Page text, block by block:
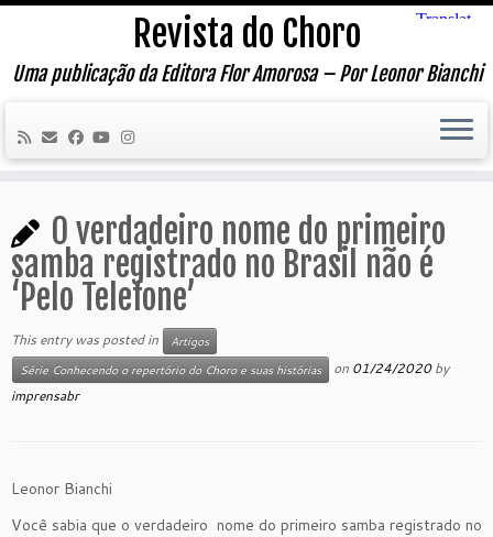
Skip
content
Revista do Choro
Uma publicação da Editora Flor Amorosa – Por Leonor Bianchi
O verdadeiro nome do primeiro
samba registrado no Brasil não é
‘Pelo Telefone’
This entry was posted in
Artigos
Série Conhecendo o repertório do Choro e suas histórias
on 01/24/2020 by
imprensabr
Leonor Bianchi
Você sabia que o verdadeiro nome do primeiro samba registrado no